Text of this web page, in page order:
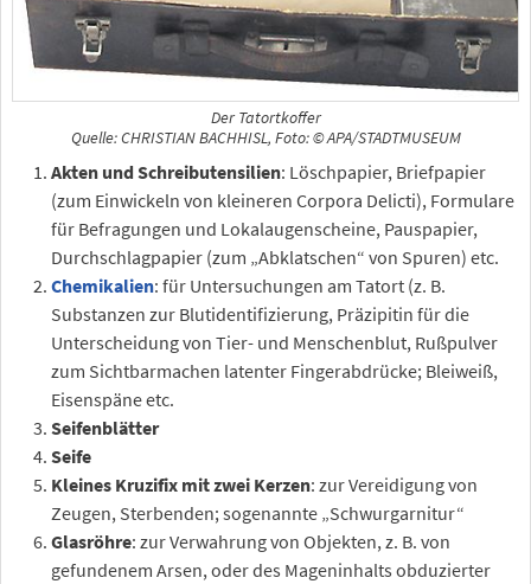
Der Tatortkoffer
Quelle: CHRISTIAN BACHHISL, Foto: © APA/STADTMUSEUM
Akten und Schreibutensilien: Löschpapier, Briefpapier
(zum Einwickeln von kleineren Corpora Delicti), Formulare
für Befragungen und Lokalaugenscheine, Pauspapier,
Durchschlagpapier (zum „Abklatschen“ von Spuren) etc.
Chemikalien: für Untersuchungen am Tatort (z. B.
Substanzen zur Blutidentifizierung, Präzipitin für die
Unterscheidung von Tier- und Menschenblut, Rußpulver
zum Sichtbarmachen latenter Fingerabdrücke; Bleiweiß,
Eisenspäne etc.
Seifenblätter
Seife
Kleines Kruzifix mit zwei Kerzen: zur Vereidigung von
Zeugen, Sterbenden; sogenannte „Schwurgarnitur“
Glasröhre: zur Verwahrung von Objekten, z. B. von
gefundenem Arsen, oder des Mageninhalts obduzierter